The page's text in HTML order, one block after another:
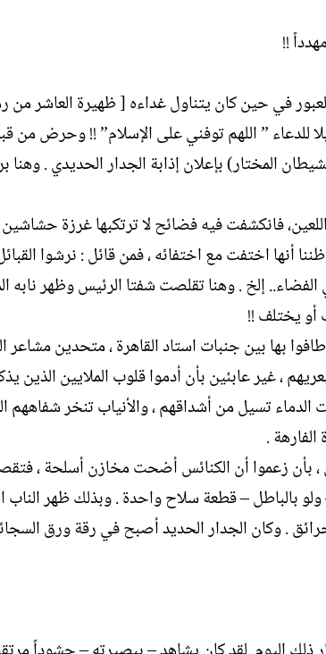
!!
في حين كان يتناول غداءه [ ظهيرة العاشر
للدعاء ” اللهم توفني على الإسلام” !! وحرض من
المختار) بإعلان إذابة الجدار الحديدي . وهنا
فانكشفت فيه فضائح لا ترتكبها غرزة حشاشين
اختفت مع اختفائه ، فمن قائل : نرشوا
إلخ . وهنا تقلصت شفتا الرئيس وظهر نابه
أو يختلف !!
بها بين جنبات استاد القاهرة ، متحدين مشاعر
، غير عابئين بأن أدموا قلوب الملايين الذين
تسيل من أشداقهم ، والأنياب تنخر شفاههم
.
، بأن زعموا أن الكنائس أضحت مخازن أسلحة ،
ولو بالباطل – قطعة سلاح واحدة . وبذلك ظهر
. وكان الجدار الحديد أصبح في رقة ورق